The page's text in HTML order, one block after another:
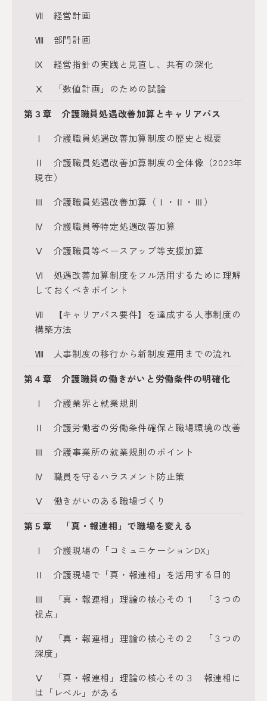
Ⅶ 経営計画
Ⅷ 部門計画
Ⅸ 経営指針の実践と見直し、共有の深化
Ⅹ 「数値計画」のための試論
第３章 介護職員処遇改善加算とキャリアパス
Ⅰ 介護職員処遇改善加算制度の歴史と概要
Ⅱ 介護職員処遇改善加算制度の全体像（2023年
現在）
Ⅲ 介護職員処遇改善加算（Ⅰ・Ⅱ・Ⅲ）
Ⅳ 介護職員等特定処遇改善加算
Ⅴ 介護職員等ベースアップ等支援加算
Ⅵ 処遇改善加算制度をフル活用するために理解
しておくべきポイント
Ⅶ 【キャリアパス要件】を達成する人事制度の
構築方法
Ⅷ 人事制度の移行から新制度運用までの流れ
第４章 介護職員の働きがいと労働条件の明確化
Ⅰ 介護業界と就業規則
Ⅱ 介護労働者の労働条件確保と職場環境の改善
Ⅲ 介護事業所の就業規則のポイント
Ⅳ 職員を守るハラスメント防止策
Ⅴ 働きがいのある職場づくり
第５章 「真・報連相」で職場を変える
Ⅰ 介護現場の「コミュニケーションDX」
Ⅱ 介護現場で「真・報連相」を活用する目的
Ⅲ 「真・報連相」理論の核心その１ 「３つの
視点」
Ⅳ 「真・報連相」理論の核心その２ 「３つの
深度」
Ⅴ 「真・報連相」理論の核心その３ 報連相に
は「レベル」がある